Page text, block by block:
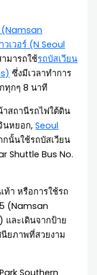
วเวอร์ (N Seoul
มารถใช้รถบัสเวียน
ซึ่งมีเวลาทำการ
ทุกๆ 8 นาที
สถานีรถไฟใต้ดิน
นหยอก,Seoul
นั้นใช้รถบัสเวียน
Shuttle Bus No.
ท้า หรือการใช้รถ
(Namsan
และเดินจากป้าย
ยภาพที่สวยงาม
Southern